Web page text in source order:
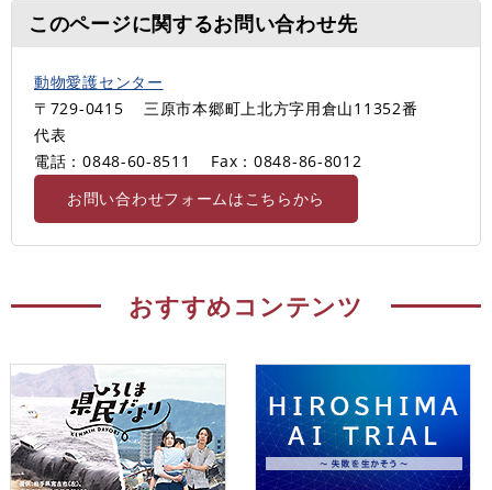
このページに関するお問い合わせ先
動物愛護センター
〒729-0415
三原市本郷町上北方字用倉山11352番
代表
電話：0848-60-8511
Fax：0848-86-8012
お問い合わせフォームはこちらから
おすすめコンテンツ